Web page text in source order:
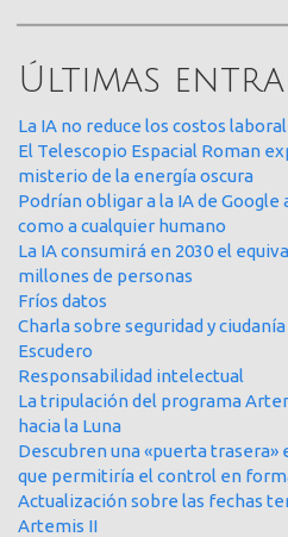
Últimas
La IA no reduce los costos
El Telescopio Espacial Roman
misterio de la energía oscura
Podrían obligar a la IA de
como a cualquier humano
La IA consumirá en 2030 el
millones de personas
Fríos datos
Charla sobre seguridad y
Escudero
Responsabilidad intelectual
La tripulación del programa
hacia la Luna
Descubren una «puerta
que permitiría el control en
Actualización sobre las fechas
Artemis II